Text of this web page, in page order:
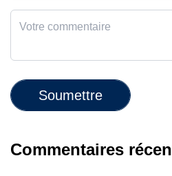
Soumettre
Commentaires